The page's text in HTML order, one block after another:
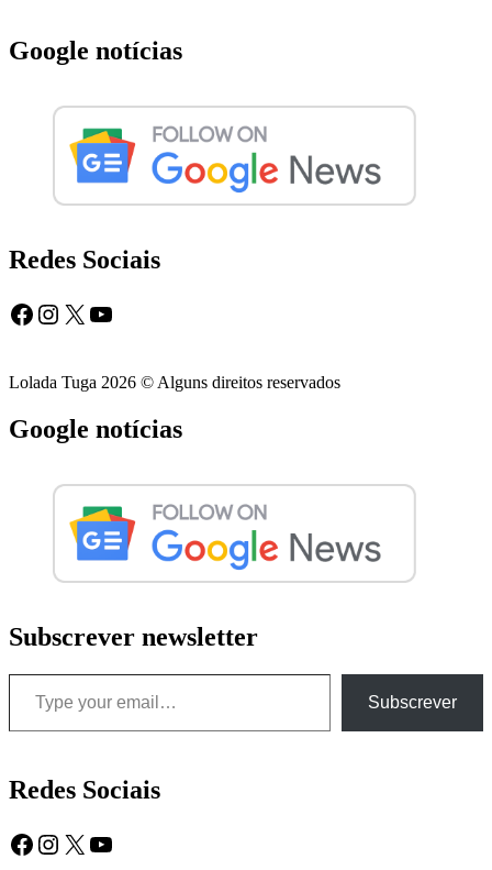
Google notícias
Redes Sociais
Facebook
Instagram
X YouTube
Lolada Tuga 2026 © Alguns direitos reservados
Google notícias
Subscrever newsletter
Type your email…
Subscrever
Redes Sociais
Facebook
Instagram
X YouTube